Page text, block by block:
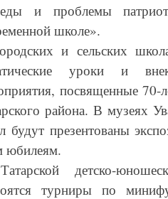
и проблемы
школе».
и сельских
уроки и
посвященные
района. В музеях
будут презентованы
юбилеям.
детско-
турниры по